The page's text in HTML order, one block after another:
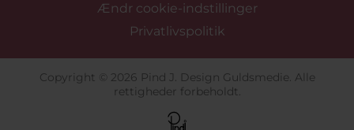
Ændr cookie-indstillinger
Privatlivspolitik
Copyright © 2026 Pind J. Design Guldsmedie. Alle
rettigheder forbeholdt.